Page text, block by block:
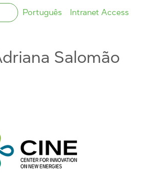
Português Intranet Access
Salomão